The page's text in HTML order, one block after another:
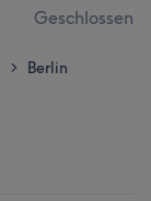
Geschlossen
> Berlin